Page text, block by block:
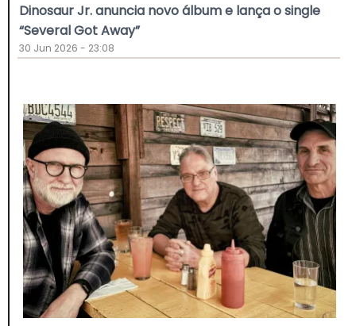
Dinosaur Jr. anuncia novo álbum e lança o single
“Several Got Away”
30 Jun 2026 - 23:08